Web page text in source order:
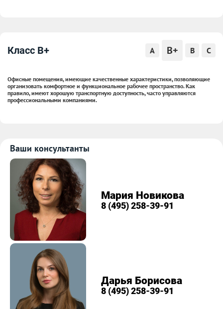
Класс B+ A B+ B C
Офисные помещения, имеющие качественные характеристики, позволяющие
организовать комфортное и функциональное рабочее пространство. Как
правило, имеют хорошую транспортную доступность, часто управляются
профессиональными компаниями.
Ваши консультанты
Мария Новикова
8 (495) 258-39-91
Дарья Борисова
8 (495) 258-39-91